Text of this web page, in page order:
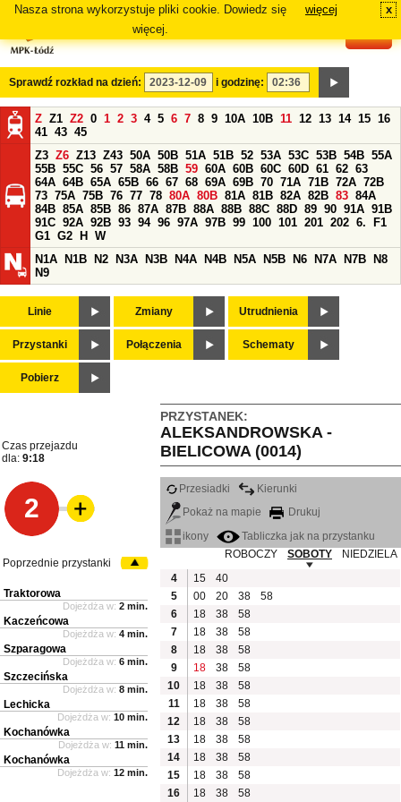
Nasza strona wykorzystuje pliki cookie. Dowiedz się
więcej.
więcej x
Sprawdź rozkład na dzień: i godzinę:
Z Z1 Z2 0 1 2 3 4 5 6 7 8 9 10A 10B 11 12 13 14 15 16
41 43 45
Z3 Z6 Z13 Z43 50A 50B 51A 51B 52 53A 53C 53B 54B 55A
55B 55C 56 57 58A 58B 59 60A 60B 60C 60D 61 62 63
64A 64B 65A 65B 66 67 68 69A 69B 70 71A 71B 72A 72B
73 75A 75B 76 77 78 80A 80B 81A 81B 82A 82B 83 84A
84B 85A 85B 86 87A 87B 88A 88B 88C 88D 89 90 91A 91B
91C 92A 92B 93 94 96 97A 97B 99 100 101 201 202 6.
F1
G1 G2 H
W
N1A
N1B N2 N3A N3B N4A N4B N5A N5B N6 N7A N7B
N8
N9
Linie Zmiany Utrudnienia
Przystanki Połączenia Schematy
Pobierz
PRZYSTANEK:
ALEKSANDROWSKA -
BIELICOWA (0014)
Czas przejazdu
dla: 9:18
2
Przesiadki
Kierunki
Pokaż na mapie
Drukuj
ikony
Tabliczka jak na przystanku
ROBOCZY
SOBOTY
NIEDZIELA
4
15
40
5
00 20 38
58
6
18 38
58
7
18 38
58
8
18 38
58
9
18 38
58
10
18 38
58
11
18 38
58
12
18 38
58
13
18 38
58
14
18 38
58
15
18 38
58
16
18 38 58
Poprzednie przystanki
Traktorowa
Dojeżdża w: 2 min.
Kaczeńcowa
Dojeżdża w: 4 min.
Szparagowa
Dojeżdża w: 6 min.
Szczecińska
Dojeżdża w: 8 min.
Lechicka
Dojeżdża w: 10 min.
Kochanówka
Dojeżdża w: 11 min.
Kochanówka
Dojeżdża w: 12 min.